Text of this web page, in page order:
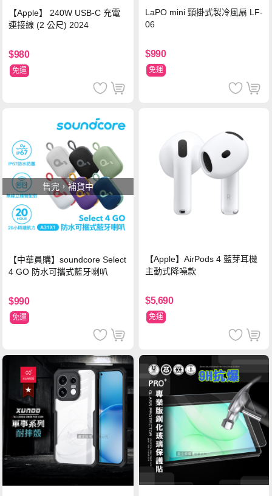
【Apple】 240W USB-C 充電
連接線 (2 公尺) 2024
$980
免運
LaPO mini 頸掛式製冷風扇 LF-
06
$990
免運
售完，補貨中
【中華員購】soundcore Select
4 GO 防水可攜式藍牙喇叭
$990
免運
【Apple】AirPods 4 藍芽耳機
主動式降噪款
$5,690
免運